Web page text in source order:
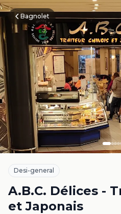
Bagnolet
Desi-general
A.B.C. Délices -
et Japonais